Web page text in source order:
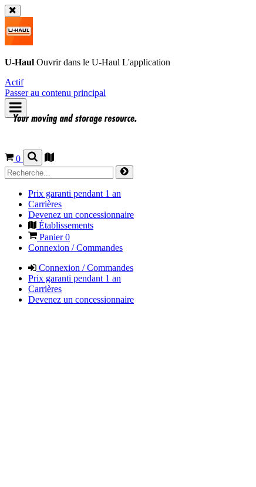
U-Haul Ouvrir dans le U-Haul L'application
Actif
Passer au contenu principal
0
Prix garanti pendant 1 an
Carrières
Devenez un concessionnaire
Établissements
Panier0
Connexion / Commandes
Connexion / Commandes
Prix garanti pendant 1 an
Carrières
Devenez un concessionnaire